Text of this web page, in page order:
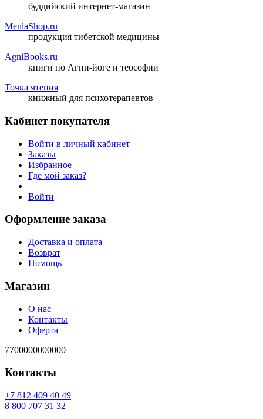
буддийский интернет-магазин
MenlaShop.ru
продукция тибетской медицины
AgniBooks.ru
книги по Агни-йоге и теософии
Точка чтения
книжный для психотерапевтов
Кабинет покупателя
Войти в личный кабинет
Заказы
Избранное
Где мой заказ?
Войти
Оформление заказа
Доставка и оплата
Возврат
Помощь
Магазин
О нас
Контакты
Оферта
7700000000000
Контакты
94 04 904 218 7+
23 13 707 008 8